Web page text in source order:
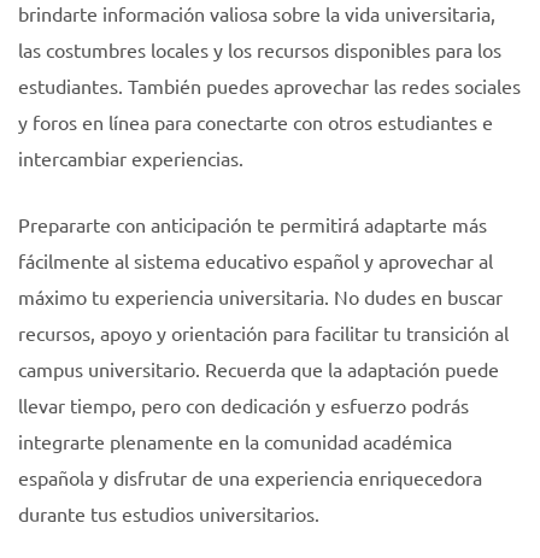
brindarte información valiosa sobre la vida universitaria,
las costumbres locales y los recursos disponibles para los
estudiantes. También puedes aprovechar las redes sociales
y foros en línea para conectarte con otros estudiantes e
intercambiar experiencias.
Prepararte con anticipación te permitirá adaptarte más
fácilmente al sistema educativo español y aprovechar al
máximo tu experiencia universitaria. No dudes en buscar
recursos, apoyo y orientación para facilitar tu transición al
campus universitario. Recuerda que la adaptación puede
llevar tiempo, pero con dedicación y esfuerzo podrás
integrarte plenamente en la comunidad académica
española y disfrutar de una experiencia enriquecedora
durante tus estudios universitarios.